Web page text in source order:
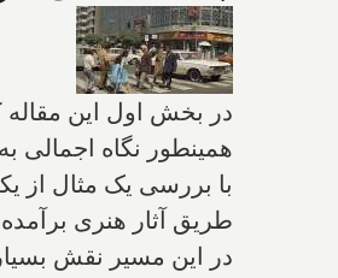
در بخش اول این
همینطور نگاه اجمالی
با بررسی یک مثال از
طریق آثار هنری
در این مسیر نقش